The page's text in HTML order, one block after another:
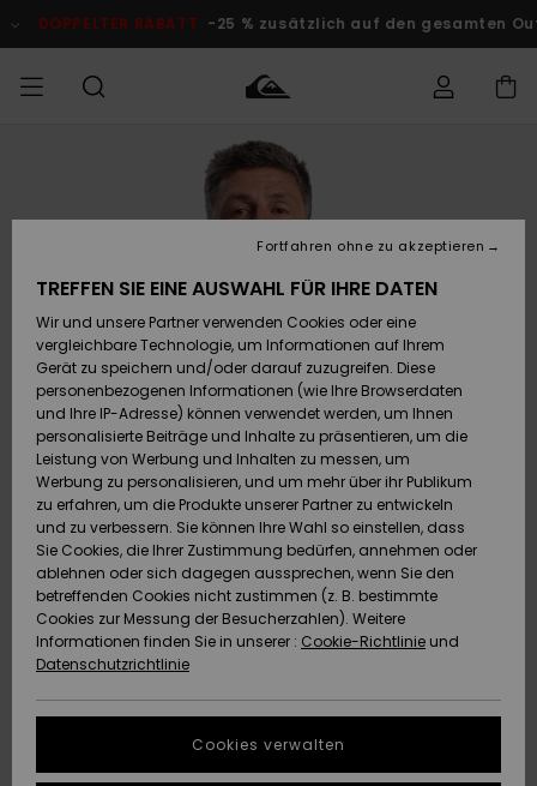
Produktinformation
DOPPELTER RABATT -25 % zusätzlich auf den gesamten
Kleidung
Accessoires
Schuhe&
Flip-Flops
Surf
Snow
Brandneu
Highlights
Kleidung
Accessoires
Schuhe&
Flip-Flops
Surf
Snow
Brandneu
Highlights
FRAUEN
Shop
Brandneu
Highlights
Snow
SURF
Surf Shop
Männer
Kinder
Highlights
Community
SNOW
Snow Shop
Männer
Snow Shop
Kinder
Snow Shop
Damen
Highlights
Community
DOPPELTER
RABATT
Outlet
Herren
KINDER
Outlet
Frauen
HILFE & KONTAKT
Auf meine
Bestellung
zugreifen
Retouren
Bezahlung
Geschenkkarte
Quiksilver
Freedom
Datenschutz
Starten Sie eine
um die
NACHHALTIGKEIT
SHOPS
QUIKSILVER APP
TREFFEN SIE EINE AUSWAHL FÜR IHRE DATEN
Wir und unsere Partner verwenden Cookies oder eine
vergleichbare Technologie, um Informationen auf Ihrem
Gerät zu speichern und/oder darauf zuzugreifen. Diese
personenbezogenen Informationen (wie Ihre Browserdaten
und Ihre IP-Adresse) können verwendet werden, um Ihnen
personalisierte Beiträge und Inhalte zu präsentieren, um die
Leistung von Werbung und Inhalten zu messen, um
Werbung zu personalisieren, und um mehr über ihr Publikum
zu erfahren, um die Produkte unserer Partner zu entwickeln
und zu verbessern. Sie können Ihre Wahl so einstellen, dass
Sie Cookies, die Ihrer Zustimmung bedürfen, annehmen oder
ablehnen oder sich dagegen aussprechen, wenn Sie den
betreffenden Cookies nicht zustimmen (z. B. bestimmte
Cookies zur Messung der Besucherzahlen). Weitere
Informationen finden Sie in unserer : Cookie-Richtlinie und
Datenschutzrichtlinie
Cookies verwalten
Fortfahren ohne zu akzeptieren